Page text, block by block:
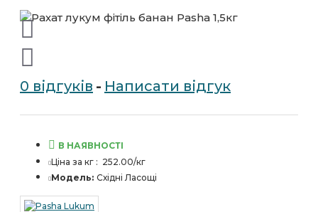
0 відгуків - Написати відгук
В НАЯВНОСТІ
Ціна за кг : 252.00/кг
Модель: Східні Ласощі